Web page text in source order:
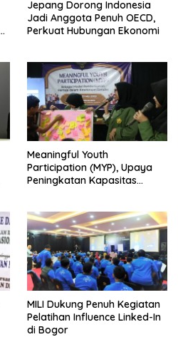
Jepang Dorong Indonesia
Jadi Anggota Penuh OECD,
Perkuat Hubungan Ekonomi
Meaningful Youth
Participation (MYP), Upaya
Peningkatan Kapasitas
MILI Dukung Penuh Kegiatan
Pelatihan Influence Linked-In
di Bogor